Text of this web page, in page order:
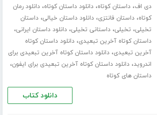
دی اف،داستان کوتاه،دانلود داستان کوتاه،دانلود رمان
کوتاه،داستان فانتزی،دانلود داستان خیالی،داستان
تخیلی، تخیلی،داستانی تخیلی،دانلود داستان ایرانی،
داستان کوتاه آخرین تبعیدی،دانلود داستان کوتاه
آخرین تبعیدی،دانلود داستان کوتاه آخرین تبعیدی برای
اندروید،دانلود داستان کوتاه آخرین تبعیدی برای ایفون،
داستان های کوتاه
دانلود کتاب